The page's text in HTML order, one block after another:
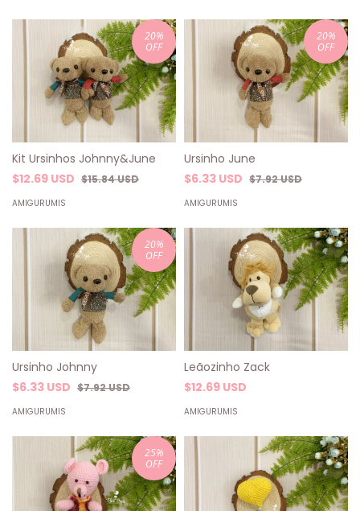
20%
OFF
Kit Ursinhos Johnny&June
$12.69 USD $15.84 USD
AMIGURUMIS
20%
OFF
Ursinho June
$6.33 USD $7.92 USD
AMIGURUMIS
20%
OFF
Ursinho Johnny
$6.33 USD $7.92 USD
AMIGURUMIS
Leãozinho Zack
$12.69 USD
AMIGURUMIS
25%
OFF